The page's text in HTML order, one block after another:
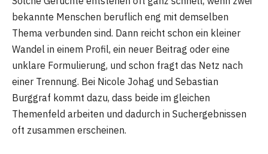
bekannte Menschen beruflich eng mit demselben
Thema verbunden sind. Dann reicht schon ein kleiner
Wandel in einem Profil, ein neuer Beitrag oder eine
unklare Formulierung, und schon fragt das Netz nach
einer Trennung. Bei Nicole Johag und Sebastian
Burggraf kommt dazu, dass beide im gleichen
Themenfeld arbeiten und dadurch in Suchergebnissen
oft zusammen erscheinen.